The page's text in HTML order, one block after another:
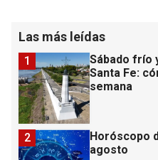
Las más leídas
Sábado frío
Santa Fe:
semana
1
Horóscopo
agosto
2